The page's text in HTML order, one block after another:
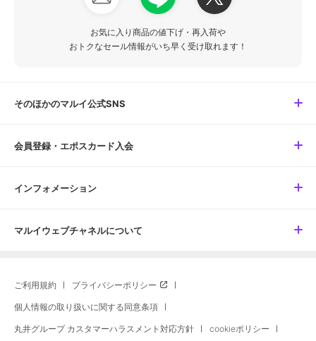
お気に入り商品の値下げ・再入荷や
おトクなセール情報がいち早く受け取れます！
そのほかのマルイ公式SNS
会員登録・エポスカード入会
インフォメーション
マルイウェブチャネルについて
ご利用規約 プライバシーポリシー
個人情報の取り扱いに関する同意条項
丸井グループ カスタマーハラスメント対応方針 cookieポリシー